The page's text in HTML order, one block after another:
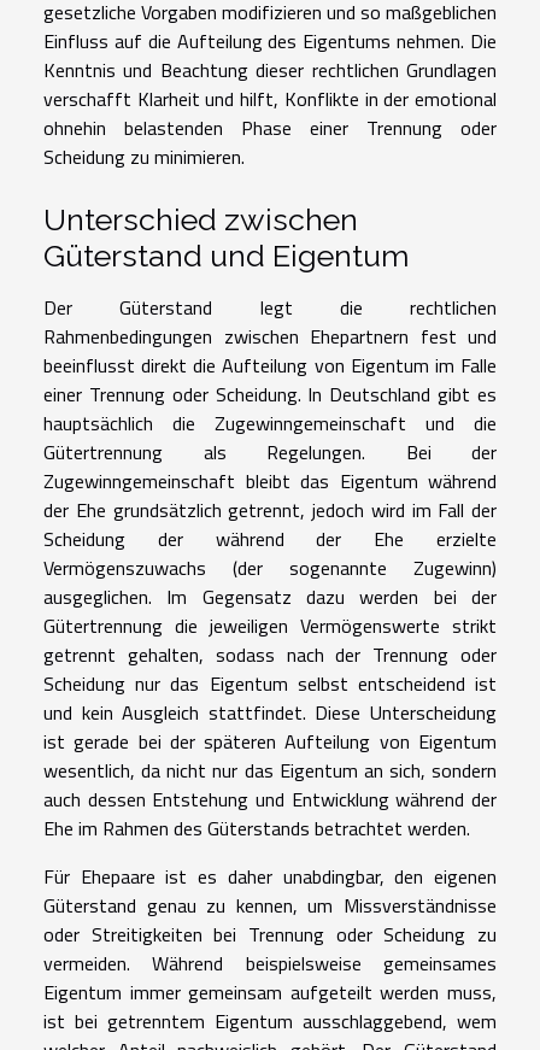
gesetzliche Vorgaben modifizieren und so maßgeblichen
Einfluss auf die Aufteilung des Eigentums nehmen. Die
Kenntnis und Beachtung dieser rechtlichen Grundlagen
verschafft Klarheit und hilft, Konflikte in der emotional
ohnehin belastenden Phase einer Trennung oder
Scheidung zu minimieren.
Unterschied zwischen
Güterstand und Eigentum
Der Güterstand legt die rechtlichen
Rahmenbedingungen zwischen Ehepartnern fest und
beeinflusst direkt die Aufteilung von Eigentum im Falle
einer Trennung oder Scheidung. In Deutschland gibt es
hauptsächlich die Zugewinngemeinschaft und die
Gütertrennung als Regelungen. Bei der
Zugewinngemeinschaft bleibt das Eigentum während
der Ehe grundsätzlich getrennt, jedoch wird im Fall der
Scheidung der während der Ehe erzielte
Vermögenszuwachs (der sogenannte Zugewinn)
ausgeglichen. Im Gegensatz dazu werden bei der
Gütertrennung die jeweiligen Vermögenswerte strikt
getrennt gehalten, sodass nach der Trennung oder
Scheidung nur das Eigentum selbst entscheidend ist
und kein Ausgleich stattfindet. Diese Unterscheidung
ist gerade bei der späteren Aufteilung von Eigentum
wesentlich, da nicht nur das Eigentum an sich, sondern
auch dessen Entstehung und Entwicklung während der
Ehe im Rahmen des Güterstands betrachtet werden.
Für Ehepaare ist es daher unabdingbar, den eigenen
Güterstand genau zu kennen, um Missverständnisse
oder Streitigkeiten bei Trennung oder Scheidung zu
vermeiden. Während beispielsweise gemeinsames
Eigentum immer gemeinsam aufgeteilt werden muss,
ist bei getrenntem Eigentum ausschlaggebend, wem